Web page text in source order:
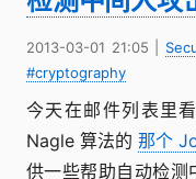
2013-03-01 21:05
#cryptography
今天在邮件列表里
Nagle 算法的 那个
供一些帮助自动检测